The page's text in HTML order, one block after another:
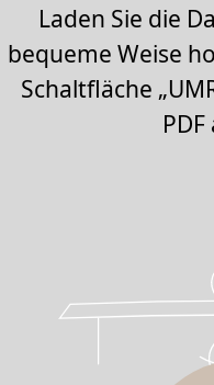
Laden Sie die
bequeme Weise
Schaltfläche